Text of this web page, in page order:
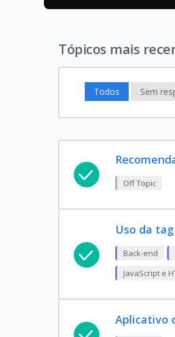
Tópicos mais
Todos Sem
Off Topic
Uso da
Back-end
JavaScript e
Aplicativo